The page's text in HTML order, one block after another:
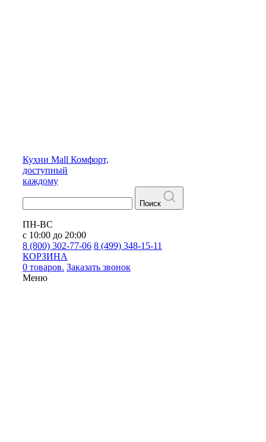
Кухни Mall Комфорт,
доступный
каждому
Поиск
ПН-ВС
с 10:00 до 20:00
8 (800) 302-77-06 8 (499) 348-15-11
КОРЗИНА
0 товаров. Заказать звонок
Меню